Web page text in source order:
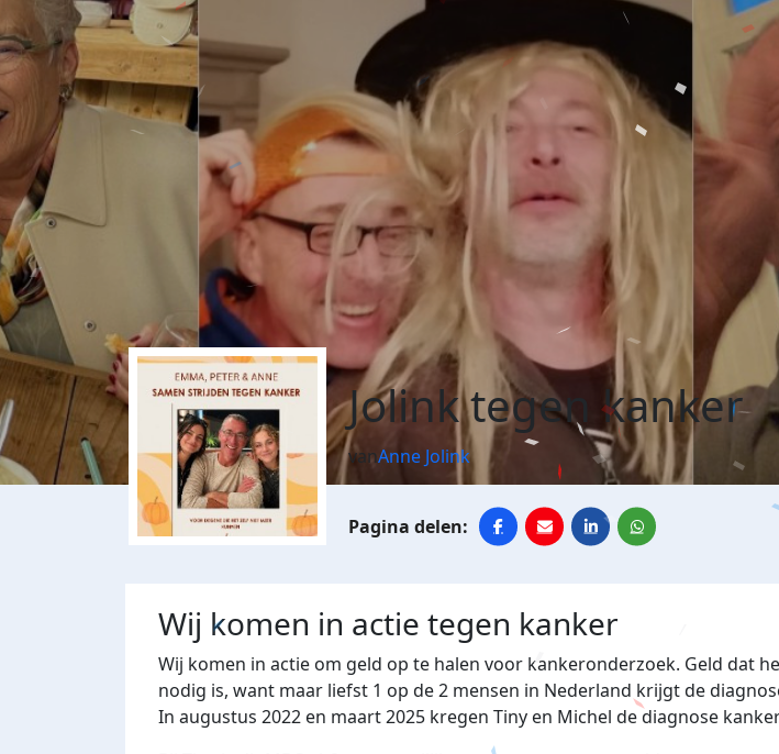
Jolink tegen kanker
vanAnne Jolink
Wij komen in actie tegen kanker
Wij komen in actie om geld op te halen voor kankeronderzoek. Geld dat
nodig is, want maar liefst 1 op de 2 mensen in Nederland krijgt de
In augustus 2022 en maart 2025 kregen Tiny en Michel de diagnose